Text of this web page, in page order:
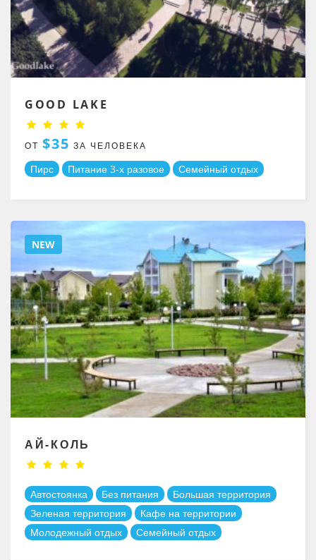
GOOD LAKE
ОТ $35 ЗА ЧЕЛОВЕКА
Пирс Питание 3-х разовое Семейный отдых
NEW
АЙ-КОЛЬ
Автостоянка Без питания
Большая территория
Зеленая территория
Кафе на территории
Молодежный отдых
Семейный отдых